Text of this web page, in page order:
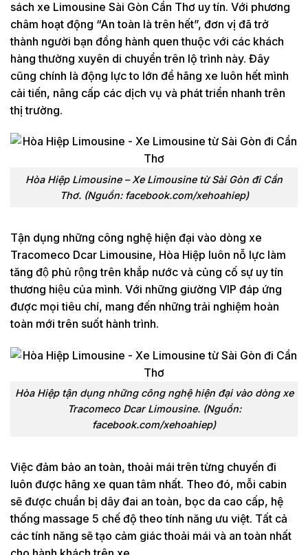
sách xe Limousine Sài Gòn Cần Thơ uy tín. Với phương
châm hoạt động “An toàn là trên hết”, đơn vị đã trở
thành người bạn đồng hành quen thuộc với các khách
hàng thường xuyên di chuyển trên lộ trình này. Đây
cũng chính là động lực to lớn để hãng xe luôn hết mình
cải tiến, nâng cấp các dịch vụ và phát triển nhanh trên
thị trường.
Hòa Hiệp Limousine – Xe Limousine từ Sài Gòn đi Cần
Thơ. (Nguồn: facebook.com/xehoahiep)
Tận dụng những công nghệ hiện đại vào dòng xe
Tracomeco Dcar Limousine, Hòa Hiệp luôn nỗ lực làm
tăng độ phủ rộng trên khắp nước và củng cố sự uy tín
thương hiệu của mình. Với những giường VIP đáp ứng
được mọi tiêu chí, mang đến những trải nghiệm hoàn
toàn mới trên suốt hành trình.
Hòa Hiệp tận dụng những công nghệ hiện đại vào dòng xe
Tracomeco Dcar Limousine. (Nguồn:
facebook.com/xehoahiep)
Việc đảm bảo an toàn, thoải mái trên từng chuyến đi
luôn được hãng xe quan tâm nhất. Theo đó, mỗi cabin
sẽ được chuẩn bị dây đai an toàn, bọc da cao cấp, hệ
thống massage 5 chế độ theo tính năng ưu việt. Tất cả
các tính năng sẽ tạo cảm giác thoải mái và an toàn nhất